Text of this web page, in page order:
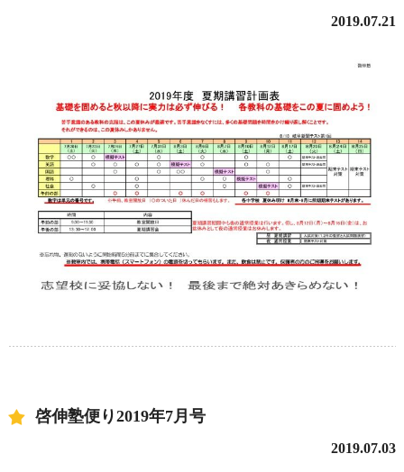
2019.07.21
啓伸塾便り2019年7月号
2019.07.03